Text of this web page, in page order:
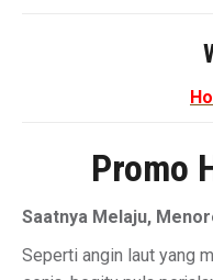
Promo
Saatnya Melaju,
Seperti angin laut yang